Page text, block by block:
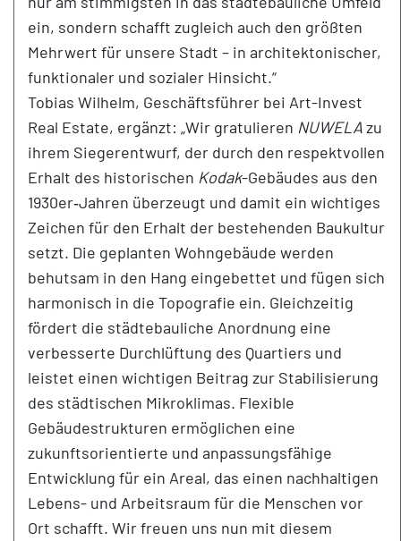
ein, sondern schafft zugleich auch den größten
Mehrwert für unsere Stadt – in architektonischer,
funktionaler und sozialer Hinsicht.“
Tobias Wilhelm, Geschäftsführer bei Art-Invest
Real Estate, ergänzt: „Wir gratulieren NUWELAzu
ihrem Siegerentwurf, der durch den respektvollen
Erhalt des historischen Kodak-Gebäudes aus den
1930er‑Jahren überzeugt und damit ein wichtiges
Zeichen für den Erhalt der bestehenden Baukultur
setzt. Die geplanten Wohngebäude werden
behutsam in den Hang eingebettet und fügen sich
harmonisch in die Topografie ein. Gleichzeitig
fördert die städtebauliche Anordnung eine
verbesserte Durchlüftung des Quartiers und
leistet einen wichtigen Beitrag zur Stabilisierung
des städtischen Mikroklimas. Flexible
Gebäudestrukturen ermöglichen eine
zukunftsorientierte und anpassungsfähige
Entwicklung für ein Areal, das einen nachhaltigen
Lebens- und Arbeitsraum für die Menschen vor
Ort schafft. Wir freuen uns nun mit diesem